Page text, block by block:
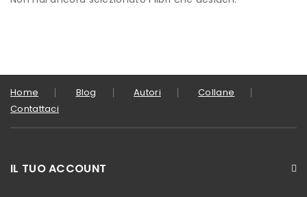
Home Blog Autori
Collane
Contattaci
IL TUO ACCOUNT